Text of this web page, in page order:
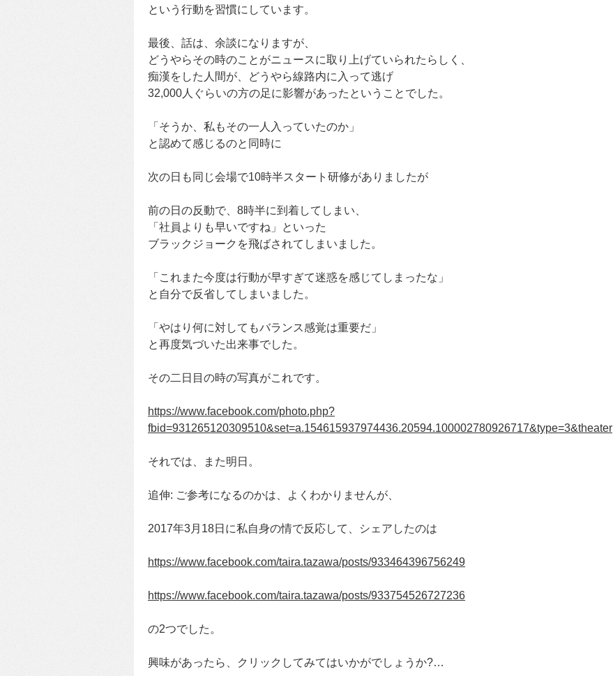
という行動を習慣にしています。
最後、話は、余談になりますが、
どうやらその時のことがニュースに取り上げていられたらしく、
痴漢をした人間が、どうやら線路内に入って逃げ
32,000人ぐらいの方の足に影響があったということでした。
「そうか、私もその一人入っていたのか」
と認めて感じるのと同時に
次の日も同じ会場で10時半スタート研修がありましたが
前の日の反動で、8時半に到着してしまい、
「社員よりも早いですね」といった
ブラックジョークを飛ばされてしまいました。
「これまた今度は行動が早すぎて迷惑を感じてしまったな」
と自分で反省してしまいました。
「やはり何に対してもバランス感覚は重要だ」
と再度気づいた出来事でした。
その二日目の時の写真がこれです。
https://www.facebook.com/photo.php?
fbid=931265120309510&set=a.154615937974436.20594.100002780926717&type=3&theater
それでは、また明日。
追伸: ご参考になるのかは、よくわかりませんが、
2017年3月18日に私自身の情で反応して、シェアしたのは
https://www.facebook.com/taira.tazawa/posts/933464396756249
https://www.facebook.com/taira.tazawa/posts/933754526727236
の2つでした。
興味があったら、クリックしてみてはいかがでしょうか?…